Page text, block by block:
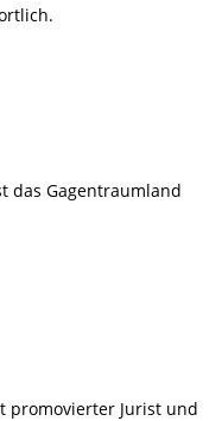
das Gagentraumland
promovierter Jurist und